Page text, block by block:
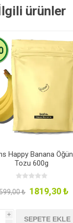
ürünler
Happy Banana Öğün
Tozu 600g
₺ 1819,30 ₺
i
SEPETE EKLE